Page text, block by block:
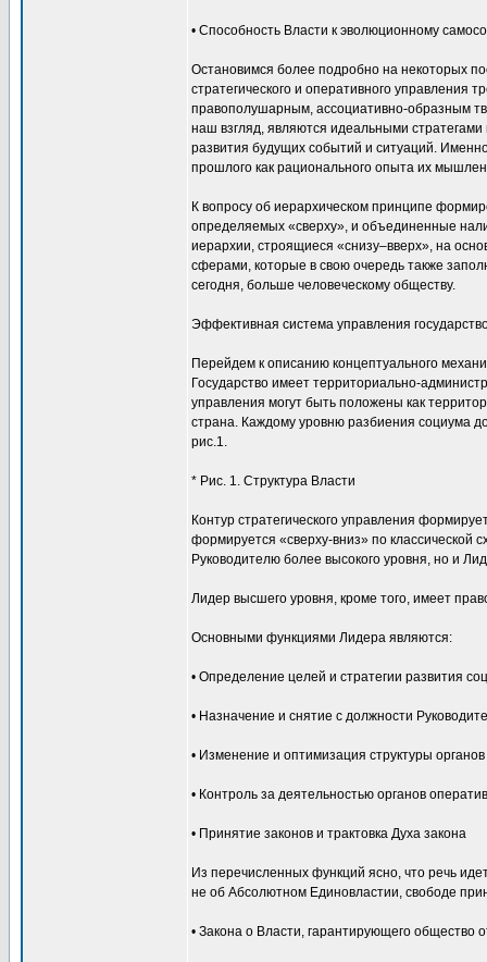
• Способность Власти к эволюционному
Остановимся более подробно на некоторых
стратегического и оперативного
правополушарным, ассоциативно-образным
наш взгляд, являются идеальными
развития будущих событий и ситуаций.
прошлого как рационального опыта их
К вопросу об иерархическом принципе
определяемых «сверху», и объединенные
иерархии, строящиеся «снизу–вверх», на
сферами, которые в свою очередь также
сегодня, больше человеческому обществу.
Эффективная система управления
Перейдем к описанию концептуального
Государство имеет территориально-
управления могут быть положены как
страна. Каждому уровню разбиения социума
рис.1.
* Рис. 1. Структура Власти
Контур стратегического управления
формируется «сверху-вниз» по классической
Руководителю более высокого уровня, но и
Лидер высшего уровня, кроме того, имеет
Основными функциями Лидера являются:
• Определение целей и стратегии развития
• Назначение и снятие с должности
• Изменение и оптимизация структуры
• Контроль за деятельностью органов
• Принятие законов и трактовка Духа закона
Из перечисленных функций ясно, что речь
не об Абсолютном Единовластии, свободе
• Закона о Власти, гарантирующего